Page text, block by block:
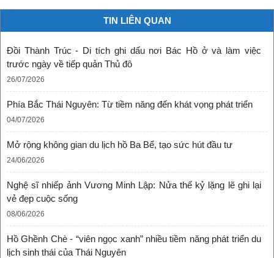
TIN LIÊN QUAN
Đồi Thành Trúc - Di tích ghi dấu nơi Bác Hồ ở và làm việc
trước ngày về tiếp quản Thủ đô
26/07/2026
Phía Bắc Thái Nguyên: Từ tiềm năng đến khát vọng phát triển
04/07/2026
Mở rộng không gian du lịch hồ Ba Bể, tạo sức hút đầu tư
24/06/2026
Nghệ sĩ nhiếp ảnh Vương Minh Lập: Nửa thế kỷ lặng lẽ ghi lại
vẻ đẹp cuộc sống
08/06/2026
Hồ Ghềnh Chè - “viên ngọc xanh” nhiều tiềm năng phát triển du
lịch sinh thái của Thái Nguyên